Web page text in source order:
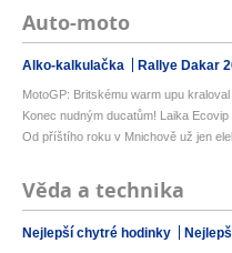
Auto-moto
Alko-kalkulačka Rallye Dakar
MotoGP: Britskému warm upu kraloval
Konec nudným ducatům! Laika
Od příštího roku v Mnichově už jen
Věda a technika
Nejlepší chytré hodinky